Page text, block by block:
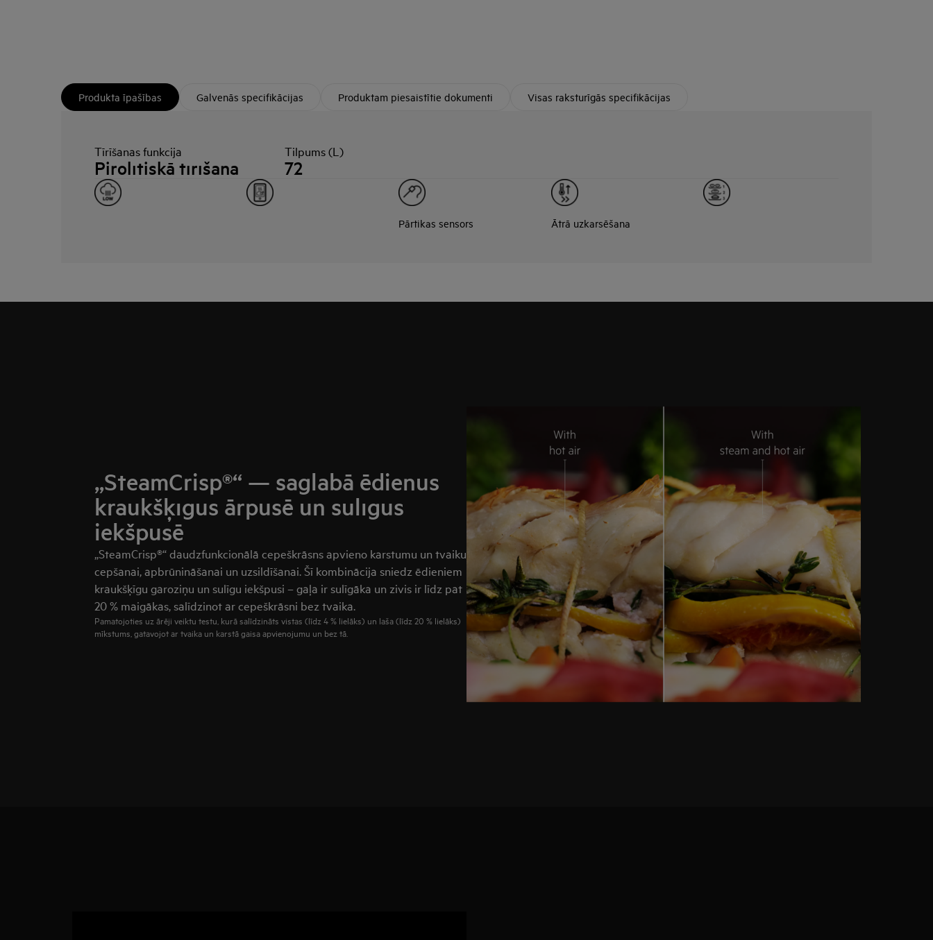
Produkta īpašības Galvenās specifikācijas Produktam piesaistītie dokumenti Visas raksturīgās specifikācijas
Tīrīšanas funkcija
Pirolītiskā tīrīšana
Tilpums (L)
72
Pārtikas sensors Ātrā uzkarsēšana
„SteamCrisp®“ — saglabā ēdienus
kraukšķīgus ārpusē un sulīgus
iekšpusē
„SteamCrisp®“ daudzfunkcionālā cepeškrāsns apvieno karstumu un tvaiku
cepšanai, apbrūnināšanai un uzsildīšanai. Šī kombinācija sniedz ēdieniem
kraukšķīgu garoziņu un sulīgu iekšpusi – gaļa ir sulīgāka un zivis ir līdz pat
20 % maigākas, salīdzinot ar cepeškrāsni bez tvaika.
Pamatojoties uz ārēji veiktu testu, kurā salīdzināts vistas (līdz 4 % lielāks) un laša (līdz 20 % lielāks)
mīkstums, gatavojot ar tvaika un karstā gaisa apvienojumu un bez tā.